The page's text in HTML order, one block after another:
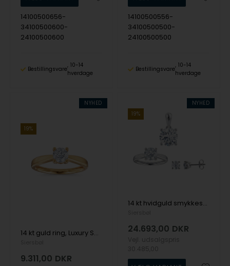
14100500656-
34100500600-
24100500600
Bestillingsvare
10-14
hverdage
14100500556-
34100500500-
24100500500
Bestillingsvare
10-14
hverdage
NYHED
19%
14 kt guld ring, Luxury Solitaire serien fra Siersbøl med ialt 0,70 ct Labgrown diamant
9.311,00 DKR
NYHED
19%
14 kt hvidguld smykkesæt, Luxury Solitaire serien fra Siersbøl med ialt 3,00 ct Labgrown diamant
24.693,00 DKR